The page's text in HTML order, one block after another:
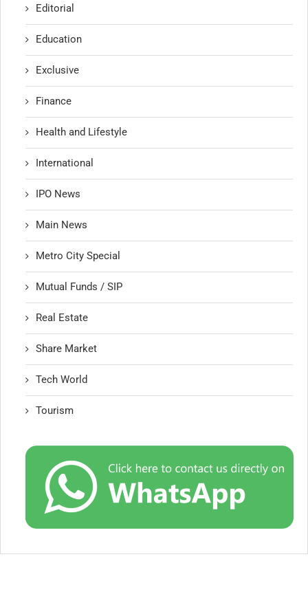
Editorial
Education
Exclusive
Finance
Health and Lifestyle
International
IPO News
Main News
Metro City Special
Mutual Funds / SIP
Real Estate
Share Market
Tech World
Tourism